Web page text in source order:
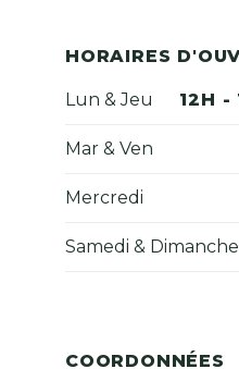
HORAIRES
Lun & Jeu 12H -
Mar & Ven
Mercredi
Samedi & Dimanche
COORDONNÉES